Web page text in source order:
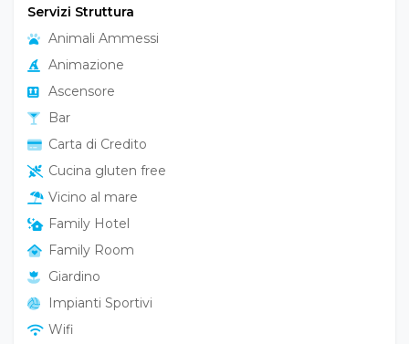
Servizi Struttura
Animali Ammessi
Animazione
Ascensore
Bar
Carta di Credito
Cucina gluten free
Vicino al mare
Family Hotel
Family Room
Giardino
Impianti Sportivi
Wifi